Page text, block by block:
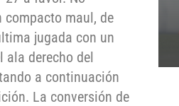
compacto maul, de
jugada con un
ala derecho del
a continuación
La conversión de